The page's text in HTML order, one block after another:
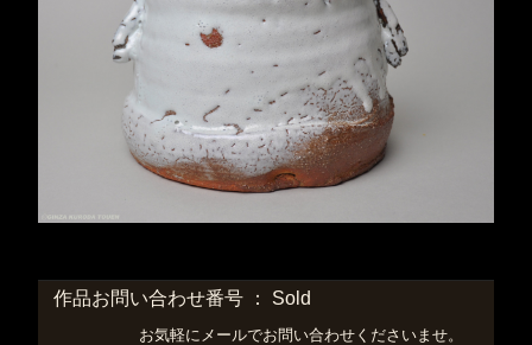
作品お問い合わせ番号 ： Sold
お気軽にメールでお問い合わせくださいませ。